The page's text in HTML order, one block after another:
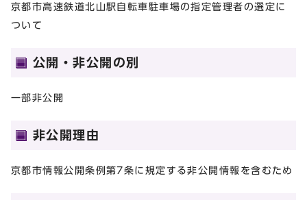
京都市高速鉄道北山駅自転車駐車場の指定管理者の選定に
ついて
公開・非公開の別
一部非公開
非公開理由
京都市情報公開条例第7条に規定する非公開情報を含むため